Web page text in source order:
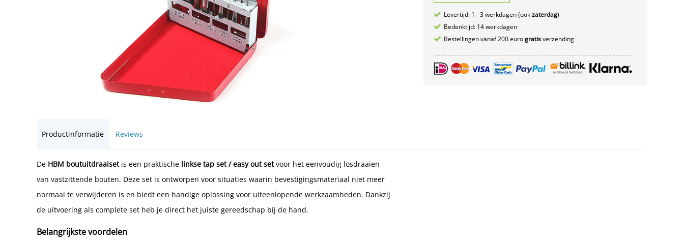
Levertijd: 1 - 3 werkdagen (ookzaterdag)
Bedenktijd: 14 werkdagen
Bestellingen vanaf 200 eurogratisverzending
Productinformatie Reviews
De HBM boutuitdraaisetis een praktische linkse tap set / easy out setvoor het eenvoudig losdraaien
van vastzittende bouten. Deze set is ontworpen voor situaties waarin bevestigingsmateriaal niet meer
normaal te verwijderen is en biedt een handige oplossing voor uiteenlopende werkzaamheden. Dankzij
de uitvoering als complete set heb je direct het juiste gereedschap bij de hand.
Belangrijkste voordelen